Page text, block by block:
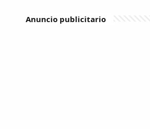
Anuncio publicitario